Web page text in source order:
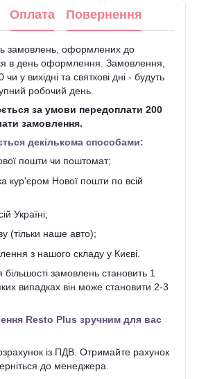
Оплата Повернення
замовлень, оформлених до
в день оформлення. Замовлення,
у вихідні та святкові дні - будуть
робочий день.
за умови передоплати 200
замовлення.
декількома способами:
пошти чи поштомат;
кур'єром Нової пошти по всій
Україні;
(тільки наше авто);
з нашого складу у Києві.
замовлень становить 1
випадках він може становити 2-3
Resto Plus зручним для вас
із ПДВ. Отримайте рахунок
до менеджера.